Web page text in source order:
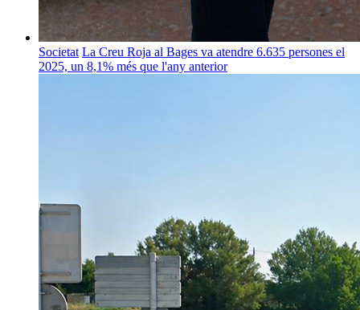
Societat La Creu Roja al Bages va atendre 6.635 persones el
2025, un 8,1% més que l'any anterior